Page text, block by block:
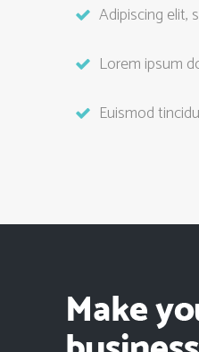
Adipiscing elit,
Lorem ipsum
Euismod